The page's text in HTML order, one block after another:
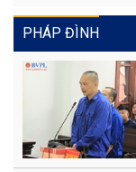
PHÁP ĐÌNH